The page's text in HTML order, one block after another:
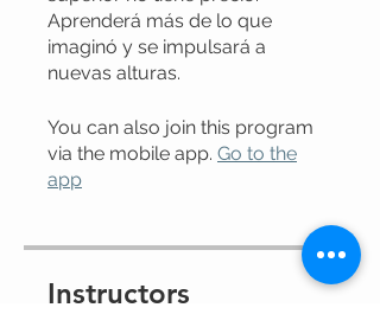
Aprenderá más de lo que
imaginó y se impulsará a
You can also join this program
via the mobile app. Go to the
app
Instructors